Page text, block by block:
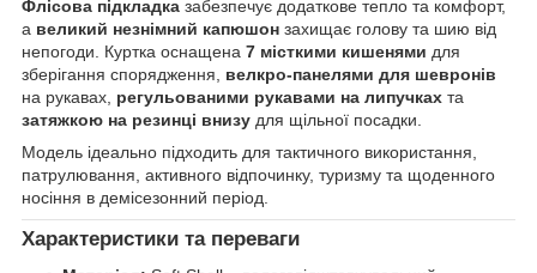
Флісова підкладка забезпечує додаткове тепло та комфорт,
а великий незнімний капюшон захищає голову та шию від
непогоди. Куртка оснащена 7 місткими кишенями для
зберігання спорядження, велкро-панелями для шевронів
на рукавах, регульованими рукавами на липучках та
затяжкою на резинці внизу для щільної посадки.
Модель ідеально підходить для тактичного використання,
патрулювання, активного відпочинку, туризму та щоденного
носіння в демісезонний період.
Характеристики та переваги